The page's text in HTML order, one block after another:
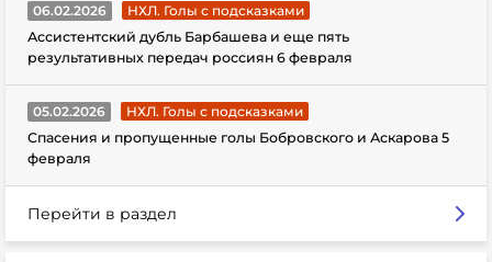
06.02.2026
НХЛ. Голы с подсказками
Ассистентский дубль Барбашева и еще пять
результативных передач россиян 6 февраля
05.02.2026
НХЛ. Голы с подсказками
Спасения и пропущенные голы Бобровского и Аскарова 5
февраля
Перейти в раздел